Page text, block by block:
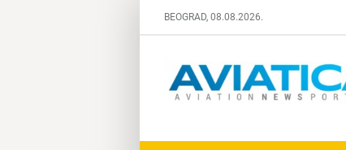
BEOGRAD, 08.08.2026.